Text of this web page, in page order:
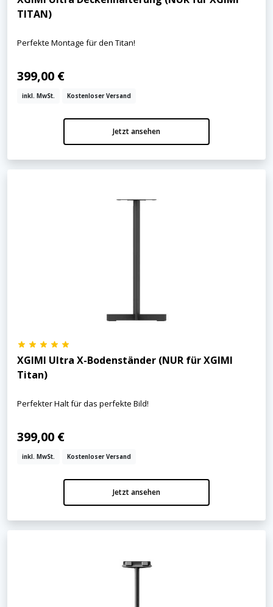
TITAN)
Perfekte Montage für den Titan!
399,00 €
inkl. MwSt. Kostenloser Versand
Jetzt ansehen
XGIMI Ultra X-Bodenständer (NUR für XGIMI
Titan)
Perfekter Halt für das perfekte Bild!
399,00 €
inkl. MwSt. Kostenloser Versand
Jetzt ansehen